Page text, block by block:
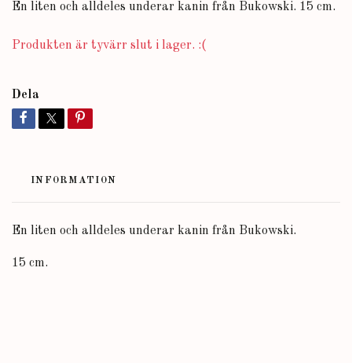
En liten och alldeles underar kanin från Bukowski. 15 cm.
Produkten är tyvärr slut i lager. :(
Dela
INFORMATION
En liten och alldeles underar kanin från Bukowski.
15 cm.